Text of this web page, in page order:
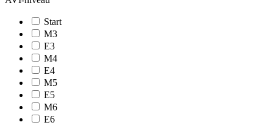
Start
M3
E3
M4
E4
M5
E5
M6
E6